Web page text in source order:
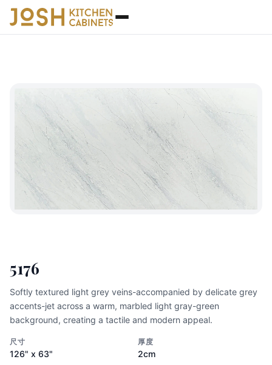
5176
Softly textured light grey veins-accompanied by delicate grey
accents-jet across a warm, marbled light gray-green
background, creating a tactile and modern appeal.
尺寸
126" x 63"
厚度
2cm